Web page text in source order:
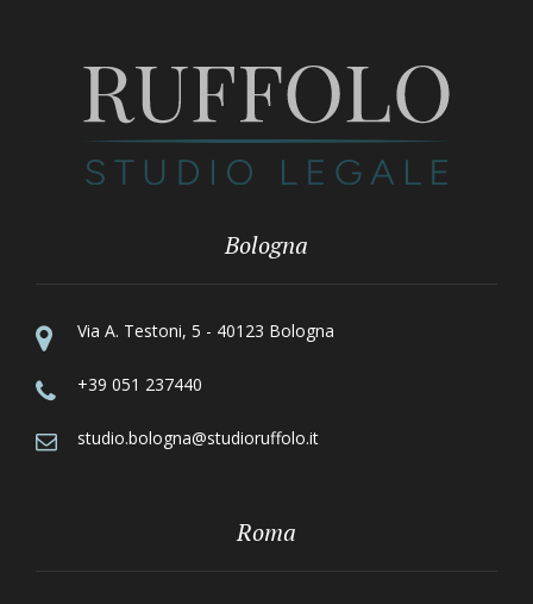
Bologna
Via A. Testoni, 5 - 40123 Bologna
+39 051 237440
studio.bologna@studioruffolo.it
Roma